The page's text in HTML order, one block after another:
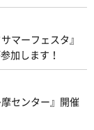
マーフェスタ』
加します！
センター』開催